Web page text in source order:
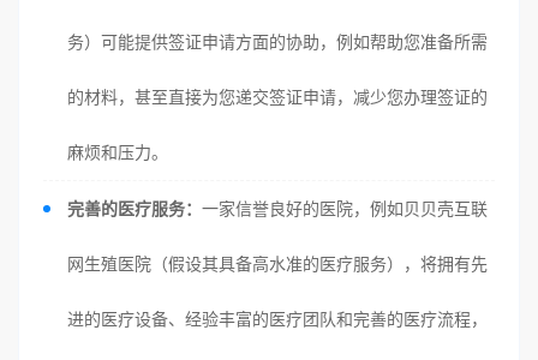
务）可能提供签证申请方面的协助，例如帮助您准备所需
的材料，甚至直接为您递交签证申请，减少您办理签证的
麻烦和压力。
完善的医疗服务： 一家信誉良好的医院，例如贝贝壳互联
网生殖医院（假设其具备高水准的医疗服务），将拥有先
进的医疗设备、经验丰富的医疗团队和完善的医疗流程，